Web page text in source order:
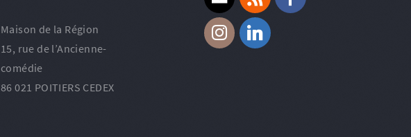
Maison de la Région
15, rue de l’Ancienne-
comédie
86 021 POITIERS CEDEX
E-mail RSS